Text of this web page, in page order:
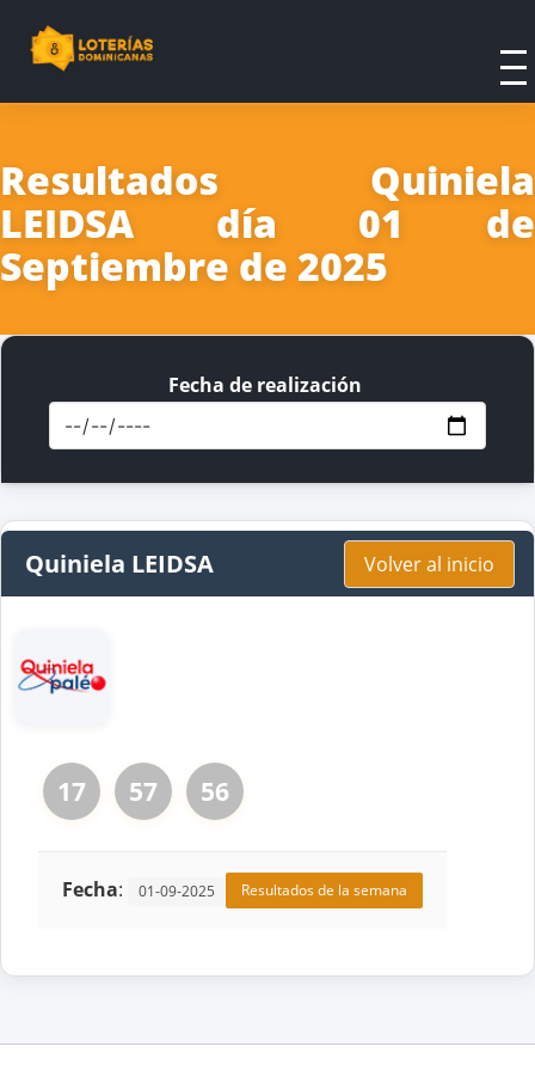
Resultados Quiniela
LEIDSA día 01 de
Septiembre de 2025
Fecha de realización
Quiniela LEIDSA Volver al inicio
17 57 56
Fecha: 01-09-2025 Resultados de la semana